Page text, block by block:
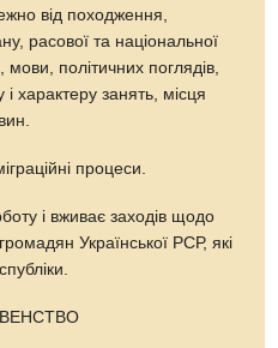
від походження,
расової та національної
мови, політичних поглядів,
характеру занять, місця
процеси.
і вживає заходів щодо
Української РСР, які